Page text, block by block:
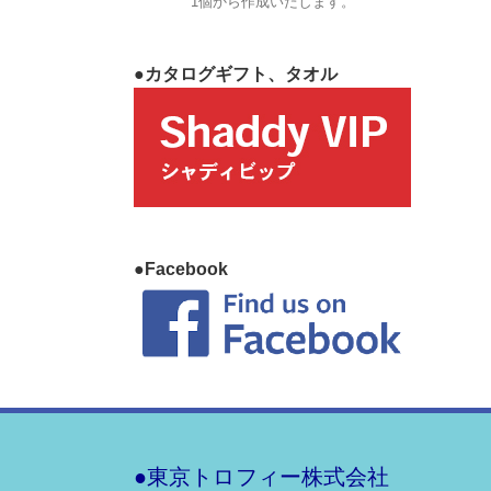
●カタログギフト、タオル
●Facebook
●東京トロフィー株式会社